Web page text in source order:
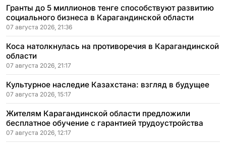
Гранты до 5 миллионов тенге способствуют развитию
социального бизнеса в Карагандинской области
07 августа 2026, 21:36
Коса натолкнулась на противоречия в Карагандинской
области
07 августа 2026, 21:17
Культурное наследие Казахстана: взгляд в будущее
07 августа 2026, 15:17
Жителям Карагандинской области предложили
бесплатное обучение с гарантией трудоустройства
07 августа 2026, 12:17